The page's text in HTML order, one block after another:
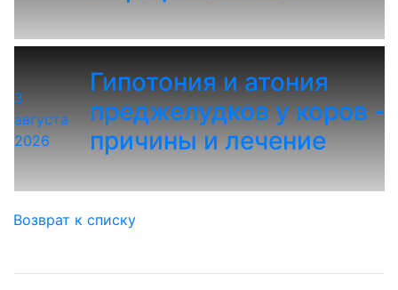
3
августа
2026
Гипотония и атония
преджелудков у коров -
причины и лечение
Возврат к списку